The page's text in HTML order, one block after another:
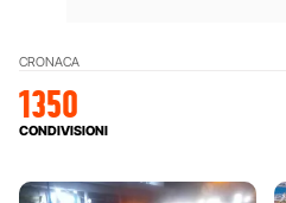
CRONACA
1350
CONDIVISIONI